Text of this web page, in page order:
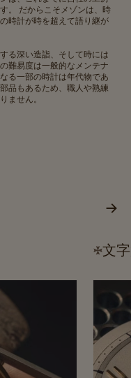
。 だからこそメゾンは、時
時計が時を超えて語り継が
る深い造詣、そして時には
難易度は一般的なメンテナ
る一部の時計は年代物であ
品もあるため、職人や熟練
ません。
文